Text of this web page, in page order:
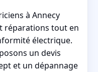
à Annecy
réparations tout en
électrique.
un devis
et un dépannage